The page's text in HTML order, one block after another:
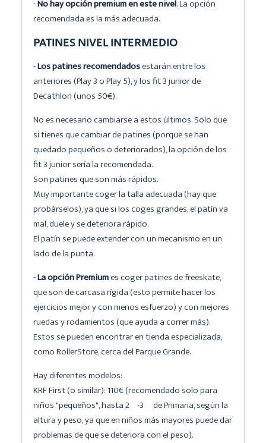
-No hay opción premium en este nivel. La opción
recomendada es la más adecuada.
PATINES NIVEL INTERMEDIO
-Los patines recomendadosestarán entre los
anteriores (Play 3 o Play 5), y los fit 3 junior de
Decathlon (unos 50€).
No es necesario cambiarse a estos últimos. Solo que
si tienes que cambiar de patines (porque se han
quedado pequeños o deteriorados), la opción de los
fit 3 junior sería la recomendada.
Son patines que son más rápidos.
Muy importante coger la talla adecuada (hay que
probárselos), ya que si los coges grandes, el patín va
mal, duele y se deteriora rápido.
El patín se puede extender con un mecanismo en un
lado de la punta.
-La opción Premiumes coger patines de freeskate,
que son de carcasa rígida (esto permite hacer los
ejercicios mejor y con menos esfuerzo) y con mejores
ruedas y rodamientos (que ayuda a correr más).
Estos se pueden encontrar en tienda especializada,
como RollerStore, cerca del Parque Grande.
Hay diferentes modelos:
KRF First (o similar): 110€ (recomendado solo para
niños "pequeños", hasta 2º-3º de Primaria, según la
altura y peso, ya que en niños más mayores puede dar
problemas de que se deteriora con el peso).